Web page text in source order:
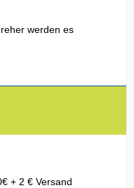
werden es
+ 2 € Versand